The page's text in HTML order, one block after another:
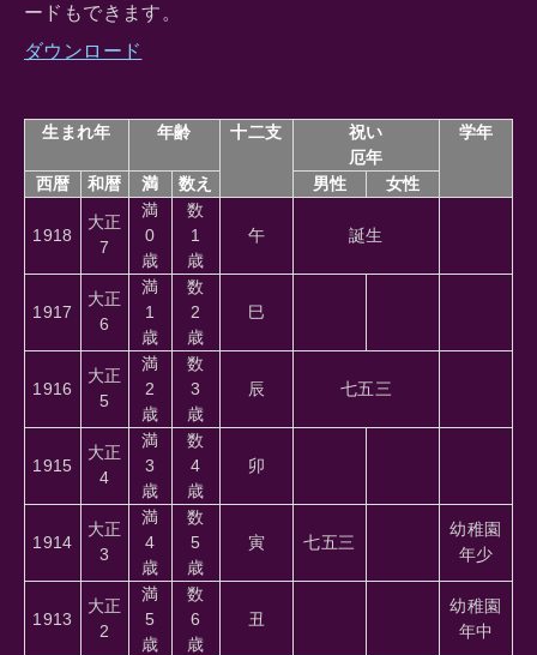
ードもできます。
ダウンロード
生まれ年 年齢 十二支
祝い
厄年
学年
西暦 和暦 満 数え 男性 女性
1918
大正
7
満
0
歳
数
1
歳
午 誕生
1917
大正
6
満
1
歳
数
2
歳
巳
1916
大正
5
満
2
歳
数
3
歳
辰 七五三
1915
大正
4
満
3
歳
数
4
歳
卯
1914
大正
3
満
4
歳
数
5
歳
寅 七五三
幼稚園
年少
1913
大正
2
満
5
歳
数
6
歳
丑
幼稚園
年中